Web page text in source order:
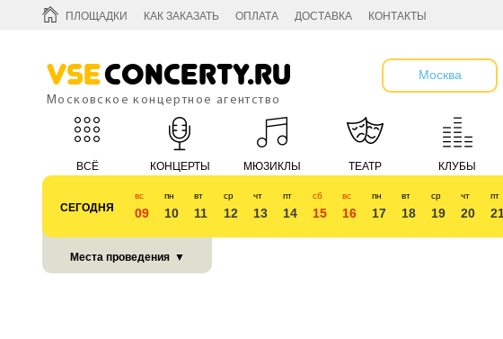
ПЛОЩАДКИ КАК ЗАКАЗАТЬ ОПЛАТА ДОСТАВКА КОНТАКТЫ
VseConcerty.ru
Московское концертное агентство
Москва
ВСЁ КОНЦЕРТЫ МЮЗИКЛЫ ТЕАТР КЛУБЫ
СЕГОДНЯ
вс
09
пн
10
вт
11
ср
12
чт
13
пт
14
сб
15
вс
16
пн
17
вт
18
ср
19
чт
20
пт
Места проведения ▼